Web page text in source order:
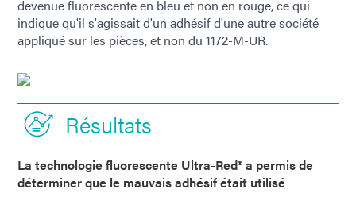
devenue fluorescente en bleu et non en rouge, ce qui
indique qu'il s'agissait d'un adhésif d'une autre société
appliqué sur les pièces, et non du 1172-M-UR.
Résultats
La technologie fluorescente Ultra-Red® a permis de
déterminer que le mauvais adhésif était utilisé